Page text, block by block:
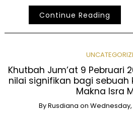
Continue Reading
Khutbah Jum’at 9 Pebruari
nilai signifikan bagi
Makna Isra
ByRusdiana on Wednesday,